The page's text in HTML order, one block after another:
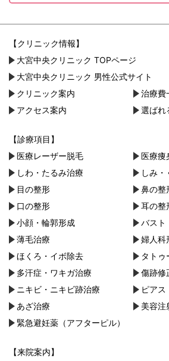
【クリニック情報】
大宮中央クリニック TOPページ
大宮中央クリニック 男性公式サイト
クリニック案内
治療費
アクセス案内
選ばれ
【診療項目】
医療レーザー脱毛
医療痩
しわ・たるみ治療
しみ
目の整形
鼻の整
口の整形
耳の整
小顔・︎輪郭形成
バスト
薄毛治療
婦人科
ほくろ・イボ除去
タトゥ
多汗症・ワキガ治療
傷跡修
ニキビ・ニキビ跡治療
ピアス
あざ治療
美容注
緊急避妊薬（アフターピル）
【来院案内】